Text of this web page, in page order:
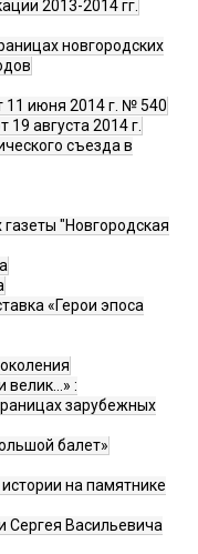
2013-2014 гг.
новгородских
июня 2014 г. № 540
19 августа 2014 г.
съезда в
"Новгородская
«Герои эпоса
велик…» :
зарубежных
балет»
на памятнике
Сергея Васильевича